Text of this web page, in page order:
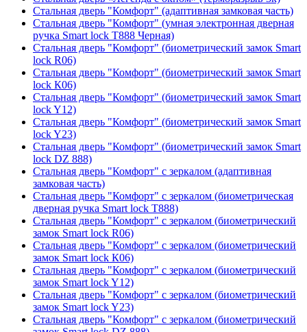
Стальная дверь "Комфорт" (адаптивная замковая часть)
Стальная дверь "Комфорт" (умная электронная дверная
ручка Smart lock T888 Черная)
Стальная дверь "Комфорт" (биометрический замок Smart
lock R06)
Стальная дверь "Комфорт" (биометрический замок Smart
lock К06)
Стальная дверь "Комфорт" (биометрический замок Smart
lock Y12)
Стальная дверь "Комфорт" (биометрический замок Smart
lock Y23)
Стальная дверь "Комфорт" (биометрический замок Smart
lock DZ 888)
Стальная дверь "Комфорт" с зеркалом (адаптивная
замковая часть)
Стальная дверь "Комфорт" с зеркалом (биометрическая
дверная ручка Smart lock T888)
Стальная дверь "Комфорт" с зеркалом (биометрический
замок Smart lock R06)
Стальная дверь "Комфорт" с зеркалом (биометрический
замок Smart lock К06)
Стальная дверь "Комфорт" с зеркалом (биометрический
замок Smart lock Y12)
Стальная дверь "Комфорт" с зеркалом (биометрический
замок Smart lock Y23)
Стальная дверь "Комфорт" с зеркалом (биометрический